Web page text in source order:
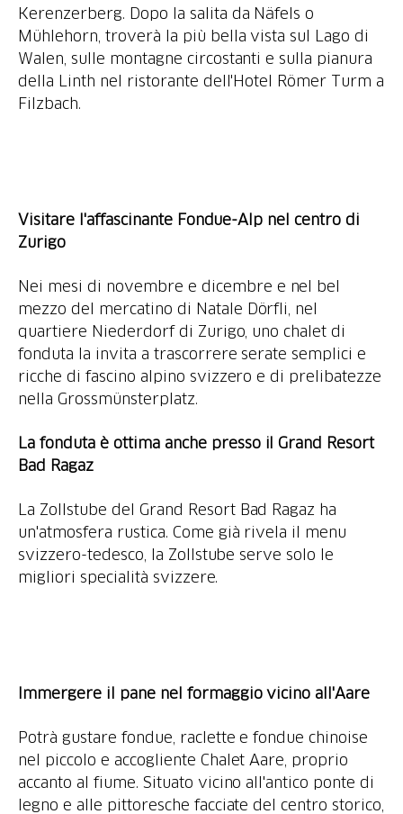
Kerenzerberg. Dopo la salita da Näfels o
Mühlehorn, troverà la più bella vista sul Lago di
Walen, sulle montagne circostanti e sulla pianura
della Linth nel ristorante dell'Hotel Römer Turm a
Filzbach.
Visitare l'affascinante Fondue-Alp nel centro di
Zurigo
Nei mesi di novembre e dicembre e nel bel
mezzo del mercatino di Natale Dörfli, nel
quartiere Niederdorf di Zurigo, uno chalet di
fonduta la invita a trascorrere serate semplici e
ricche di fascino alpino svizzero e di prelibatezze
nella Grossmünsterplatz.
La fonduta è ottima anche presso il Grand Resort
Bad Ragaz
La Zollstube del Grand Resort Bad Ragaz ha
un'atmosfera rustica. Come già rivela il menu
svizzero-tedesco, la Zollstube serve solo le
migliori specialità svizzere.
Immergere il pane nel formaggio vicino all'Aare
Potrà gustare fondue, raclette e fondue chinoise
nel piccolo e accogliente Chalet Aare, proprio
accanto al fiume. Situato vicino all'antico ponte di
legno e alle pittoresche facciate del centro storico,